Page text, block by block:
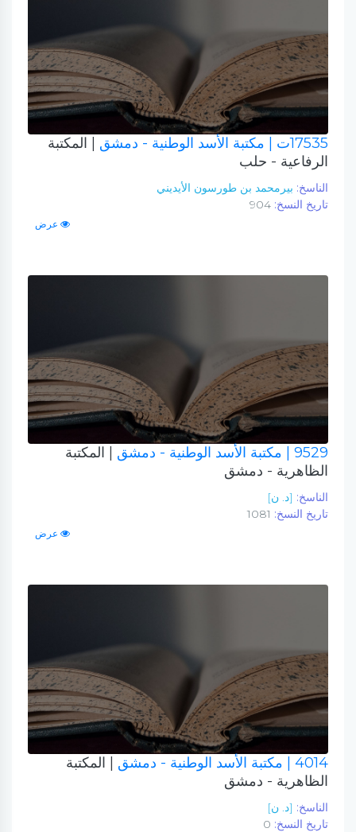
17535ت | مكتبة الأسد الوطنية - دمشق
| المكتبة
الرفاعية - حلب
الناسخ: بيرمحمد بن طورسون الأيديني
تاريخ النسخ:
عرض
9529 | مكتبة الأسد الوطنية - دمشق
| المكتبة
الظاهرية - دمشق
الناسخ: [د. ن]
تاريخ النسخ:
عرض
4014 | مكتبة الأسد الوطنية - دمشق
| المكتبة
الظاهرية - دمشق
الناسخ: [د. ن]
تاريخ النسخ: